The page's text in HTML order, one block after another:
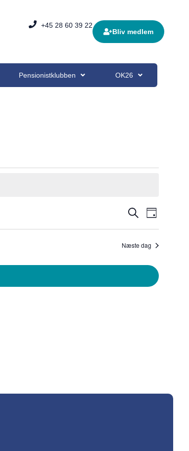
+45 28 60 39 22
Bliv medlem
Pensionistklubben OK26
Søgning
og
visninger
Søg efter
Dag
Næste dag